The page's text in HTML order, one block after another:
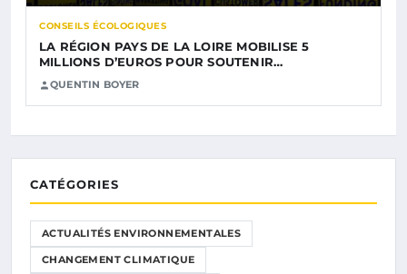
CONSEILS ÉCOLOGIQUES
LA RÉGION PAYS DE LA LOIRE MOBILISE 5
MILLIONS D’EUROS POUR SOUTENIR…
QUENTIN BOYER
CATÉGORIES
ACTUALITÉS ENVIRONNEMENTALES
CHANGEMENT CLIMATIQUE